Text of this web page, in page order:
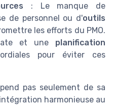
: Le manque de
de personnel ou d'outils
les efforts du PMO.
et une planification
pour éviter ces
pas seulement de sa
harmonieuse au